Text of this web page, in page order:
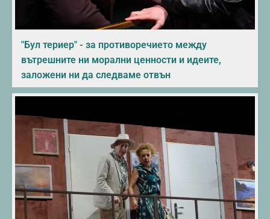
"Бул териер" - за противоречието между
вътрешните ни морални ценности и идеите,
заложени ни да следваме отвън